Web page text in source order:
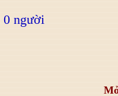
0 người